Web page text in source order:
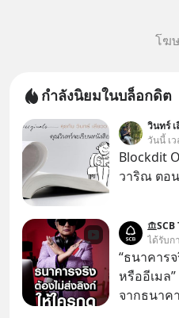
โฆ
กำลังนิยมในบล็อกดิต
วินทร์
วันนี้ เ
Blockdit
วาริณ ตอ
ได้รับก
“ธนาคาร
หรืออีเมล
จากธนา